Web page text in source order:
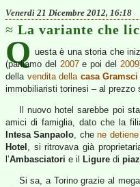
Venerdì 21 Dicembre 2012, 16:18
La variante che
Q uesta è una storia che
(parliamo del 2007e poi del 2009
della vendita della casa Gramsci
immobiliaristi torinesi – al prezzo
Il nuovo hotel sarebbe poi
amici di famiglia, dato che la
Intesa Sanpaolo, chene
Hotel , si ritrovava già
l’Ambasciatori e il Ligure di
Si sa, a Torino grazie al